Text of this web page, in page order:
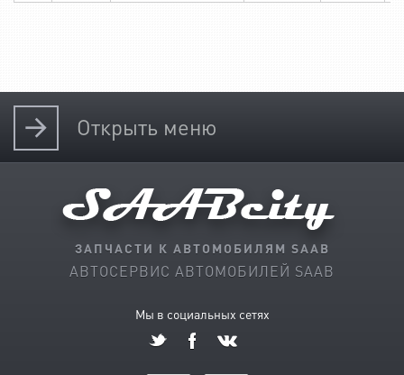
Открыть меню
ЗАПЧАСТИ К АВТОМОБИЛЯМ SAAB
АВТОСЕРВИС АВТОМОБИЛЕЙ SAAB
Мы в социальных сетях